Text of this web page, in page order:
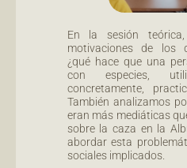
En la sesión
motivaciones de los
¿qué hace que una
con especies,
concretamente,
También analizamos
eran más mediáticas
sobre la caza en la
abordar esta
sociales implicados.